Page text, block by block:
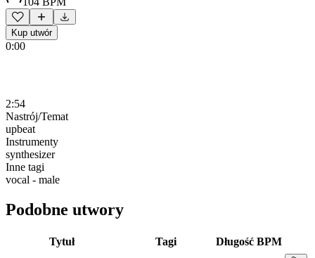
Kup utwór
0:00
2:54
Nastrój/Temat
upbeat
Instrumenty
synthesizer
Inne tagi
vocal - male
Podobne utwory
Tytuł Tagi Długość BPM